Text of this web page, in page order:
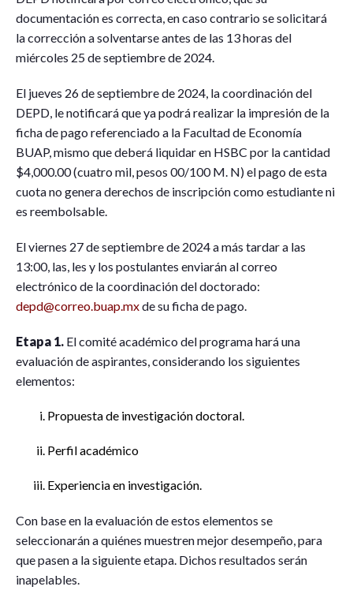
documentación es correcta, en caso contrario se solicitará
la corrección a solventarse antes de las 13 horas del
miércoles 25 de septiembre de 2024.
El jueves 26 de septiembre de 2024, la coordinación del
DEPD, le notificará que ya podrá realizar la impresión de la
ficha de pago referenciado a la Facultad de Economía
BUAP, mismo que deberá liquidar en HSBC por la cantidad
$4,000.00 (cuatro mil, pesos 00/100 M. N) el pago de esta
cuota no genera derechos de inscripción como estudiante ni
es reembolsable.
El viernes 27 de septiembre de 2024 a más tardar a las
13:00, las, les y los postulantes enviarán al correo
electrónico de la coordinación del doctorado:
depd@correo.buap.mxde su ficha de pago.
Etapa 1. El comité académico del programa hará una
evaluación de aspirantes, considerando los siguientes
elementos:
Propuesta de investigación doctoral.
Perfil académico
Experiencia en investigación.
Con base en la evaluación de estos elementos se
seleccionarán a quiénes muestren mejor desempeño, para
que pasen a la siguiente etapa. Dichos resultados serán
inapelables.